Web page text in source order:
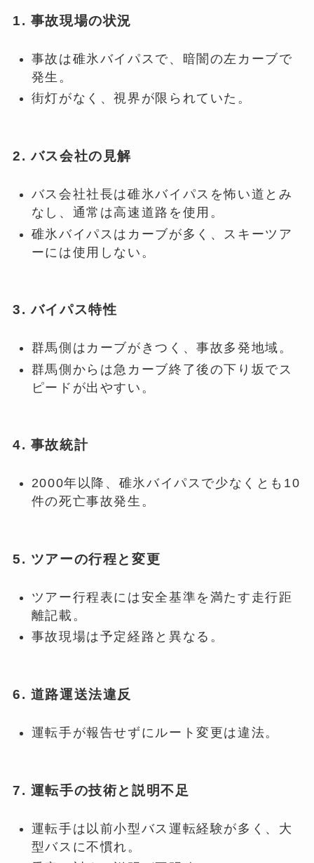
1. 事故現場の状況
事故は碓氷バイパスで、暗闇の左カーブで
発生。
街灯がなく、視界が限られていた。
2. バス会社の見解
バス会社社長は碓氷バイパスを怖い道とみ
なし、通常は高速道路を使用。
碓氷バイパスはカーブが多く、スキーツア
ーには使用しない。
3. バイパス特性
群馬側はカーブがきつく、事故多発地域。
群馬側からは急カーブ終了後の下り坂でス
ピードが出やすい。
4. 事故統計
2000年以降、碓氷バイパスで少なくとも10
件の死亡事故発生。
5. ツアーの行程と変更
ツアー行程表には安全基準を満たす走行距
離記載。
事故現場は予定経路と異なる。
6. 道路運送法違反
運転手が報告せずにルート変更は違法。
7. 運転手の技術と説明不足
運転手は以前小型バス運転経験が多く、大
型バスに不慣れ。